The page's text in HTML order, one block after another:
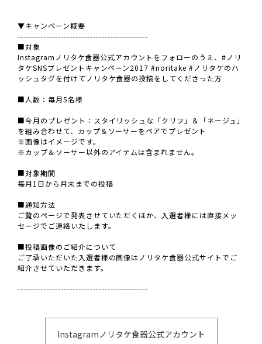
▼キャンペーン概要
---------------------------------------------
■対象
Instagramノリタケ食器公式アカウントをフォローのうえ、#ノリ
タケSNSプレゼントキャンペーン2017 #noritake #ノリタケのハ
ッシュタグを付けてノリタケ食器の投稿をしてくださった方
■人数：毎月5名様
■今月のプレゼント：スタイリッシュな「クリフ」＆「ネージュ」
を組み合わせて、カップ＆ソーサーをペアでプレゼント
※画像はイメージです。
※カップ＆ソーサー以外のアイテムは含まれません。
■対象期間
毎月1日から月末までの投稿
■通知方法
ご覧のページで発表させていただくほか、入選者様には直接メッ
セージでご連絡いたします。
■投稿画像のご紹介について
ご了承いただいた入選者様の画像はノリタケ食器公式サイトでご
紹介させていただきます。
---------------------------------------------
Instagramノリタケ食器公式アカウント